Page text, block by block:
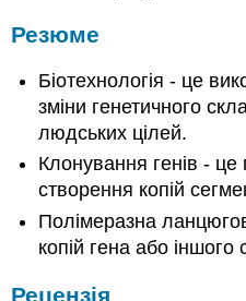
Резюме
Біотехнологія - це
зміни генетичного
людських цілей.
Клонування генів -
створення копій
Полімеразна
копій гена або
Рецензія